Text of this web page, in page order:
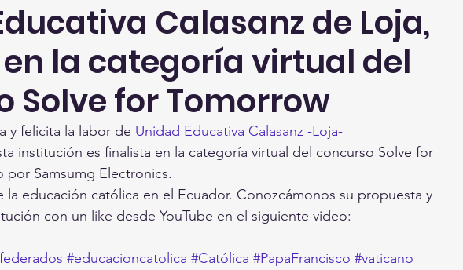
Calasanz de Loja,
la categoría virtual del
Solve for Tomorrow
y felicita la labor de Unidad Educativa Calasanz -Loja-
institución es finalista en la categoría virtual del concurso Solve for
por Samsumg Electronics.
educación católica en el Ecuador. Conozcámonos su propuesta y
con un like desde YouTube en el siguiente video:
#educacioncatolica #Católica #PapaFrancisco #vaticano